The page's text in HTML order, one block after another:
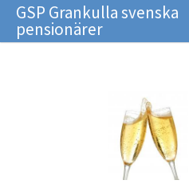
GSP Grankulla svenska
pensionärer